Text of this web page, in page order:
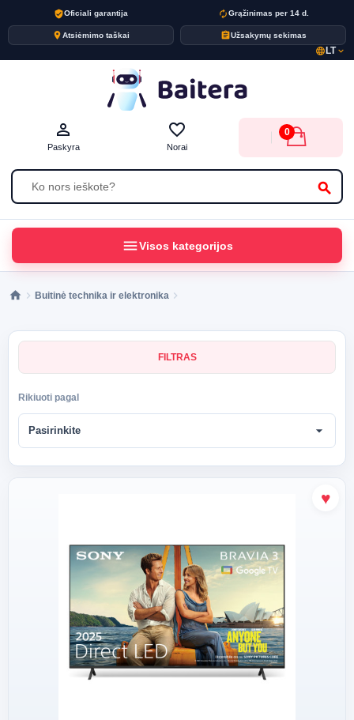
verified_userOficiali garantija autorenewGrąžinimas per 14 d.
placeAtsiėmimo taškai assignmentUžsakymų sekimas
language LTexpand_more
search
person_outline
Paskyra
favorite_border
Norai
0
menuVisos kategorijos
Buitinė technika ir elektronika
FILTRAS
Rikiuoti pagal
Pasirinkite arrow_drop_down